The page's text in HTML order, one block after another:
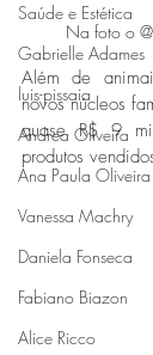
Saúde e Estética
Gabrielle Adames
luis-pissaia
Andrea Oliveira
Ana Paula Oliveira
Vanessa Machry
Daniela Fonseca
Fabiano Biazon
Alice Ricco
Na foto o
Além de
novos núcleos
quase R$ 9
produtos